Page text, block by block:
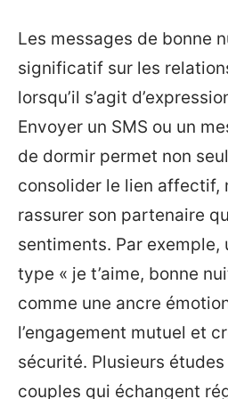
Les messages de bonne
significatif sur les
lorsqu’il s’agit
Envoyer un SMS ou un
de dormir permet non
consolider le lien affectif,
rassurer son partenaire
sentiments. Par exemple,
type « je t’aime, bonne
comme une ancre
l’engagement mutuel et
sécurité. Plusieurs
couples qui échangent